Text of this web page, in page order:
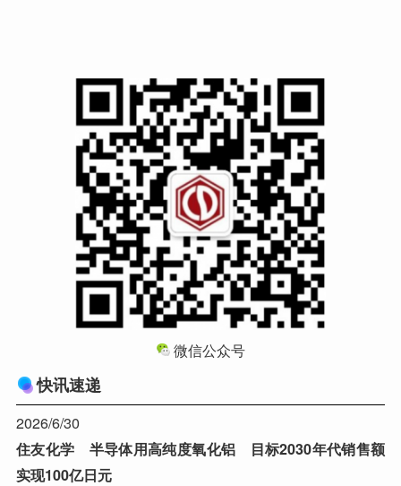
微信公众号
快讯速递
2026/6/30
住友化学 半导体用高纯度氧化铝 目标2030年代销售额
实现100亿日元